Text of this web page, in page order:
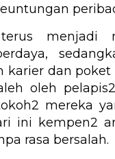
menjadi
dan poket
oleh
mereka
ini kempen2
rasa bersalah.